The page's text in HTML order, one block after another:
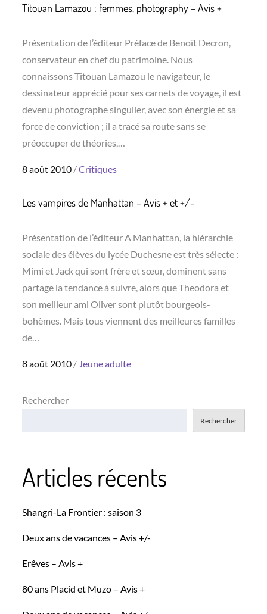
Titouan Lamazou : femmes, photography – Avis +
Présentation de l’éditeur Préface de Benoît Decron,
conservateur en chef du patrimoine. Nous
connaissons Titouan Lamazou le navigateur, le
dessinateur apprécié pour ses carnets de voyage, il est
devenu photographe singulier, avec son énergie et sa
force de conviction ; il a tracé sa route sans se
préoccuper de théories,…
Posted
8 août 2010 Critiques
Les vampires de Manhattan – Avis + et +/-
Présentation de l’éditeur A Manhattan, la hiérarchie
sociale des élèves du lycée Duchesne est très sélecte :
Mimi et Jack qui sont frère et sœur, dominent sans
partage la tendance à suivre, alors que Theodora et
son meilleur ami Oliver sont plutôt bourgeois-
bohèmes. Mais tous viennent des meilleures familles
de…
Posted
8 août 2010 Jeune adulte
Rechercher
Rechercher
Articles récents
Shangri-La Frontier : saison 3
Deux ans de vacances – Avis +/-
Erêves – Avis +
80 ans Placid et Muzo – Avis +